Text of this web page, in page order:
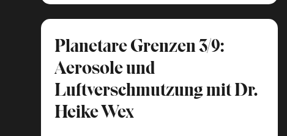
Planetare Grenzen 3/9:
Aerosole und
Luftverschmutzung mit Dr.
Heike Wex